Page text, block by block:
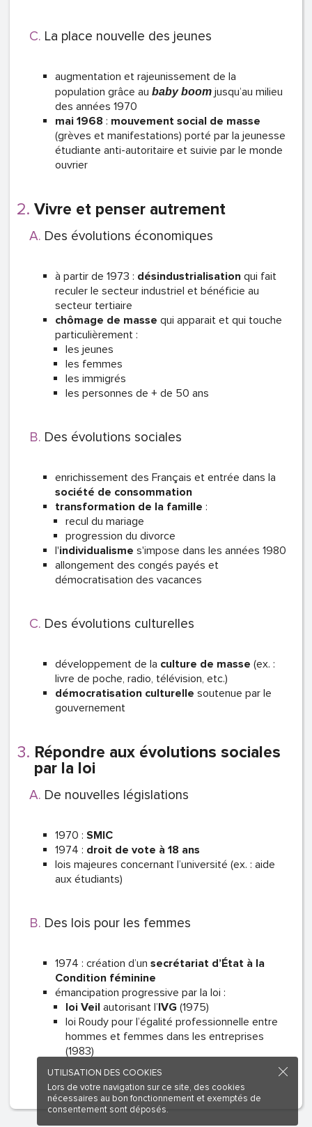
La place nouvelle des jeunes
augmentation et rajeunissement de la
population grâce au baby boom jusqu’au milieu
des années 1970
mai 1968 : mouvement social de masse
(grèves et manifestations) porté par la jeunesse
étudiante anti-autoritaire et suivie par le monde
ouvrier
Vivre et penser autrement
Des évolutions économiques
à partir de 1973 : désindustrialisation qui fait
reculer le secteur industriel et bénéficie au
secteur tertiaire
chômage de masse qui apparait et qui touche
particulièrement :
les jeunes
les femmes
les immigrés
les personnes de + de 50 ans
Des évolutions sociales
enrichissement des Français et entrée dans la
société de consommation
transformation de la famille :
recul du mariage
progression du divorce
l'individualisme s'impose dans les années 1980
allongement des congés payés et
démocratisation des vacances
Des évolutions culturelles
développement de la culture de masse (ex. :
livre de poche, radio, télévision, etc.)
démocratisation culturelle soutenue par le
gouvernement
Répondre aux évolutions sociales
par la loi
De nouvelles législations
1970 : SMIC
1974 : droit de vote à 18 ans
lois majeures concernant l’université (ex. : aide
aux étudiants)
Des lois pour les femmes
1974 : création d’un secrétariat d’État à la
Condition féminine
émancipation progressive par la loi :
loi Veil autorisant l’IVG (1975)
loi Roudy pour l’égalité professionnelle entre
hommes et femmes dans les entreprises
(1983)
UTILISATION DES COOKIES
Lors de votre navigation sur ce site, des cookies
nécessaires au bon fonctionnement et exemptés de
consentement sont déposés.